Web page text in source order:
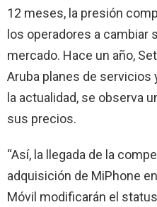
12 meses, la presión
los operadores a cambiar
mercado. Hace un año,
Aruba planes de
la actualidad, se observa
sus precios.
“Así, la llegada de la
adquisición de MiPhone
Móvil modificarán el